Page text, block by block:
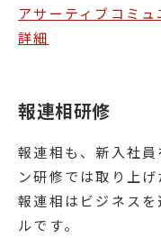
アサーティブコミ
詳細
報連相研修
報連相も、新入社
ン研修では取り上げ
報連相はビジネス
ルです。